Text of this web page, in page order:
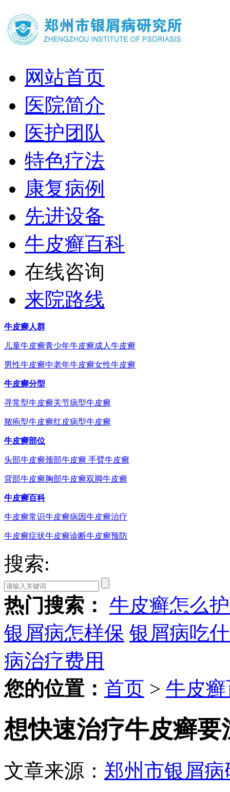
网站首页
医院简介
医护团队
特色疗法
康复病例
先进设备
牛皮癣百科
在线咨询
来院路线
牛皮癣人群
儿童牛皮癣青少年牛皮癣成人牛皮癣
男性牛皮癣中老年牛皮癣女性牛皮癣
牛皮癣分型
寻常型牛皮癣关节病型牛皮癣
脓疱型牛皮癣红皮病型牛皮癣
牛皮癣部位
头部牛皮癣颈部牛皮癣 手臂牛皮癣
背部牛皮癣胸部牛皮癣双脚牛皮癣
牛皮癣百科
牛皮癣常识牛皮癣病因牛皮癣治疗
牛皮癣症状牛皮癣诊断牛皮癣预防
搜索:
热门搜索： 牛皮癣怎么
银屑病怎样保 银屑病吃
病治疗费用
您的位置： 首页 > 牛皮
想快速治疗牛皮癣要
文章来源： 郑州市银屑病